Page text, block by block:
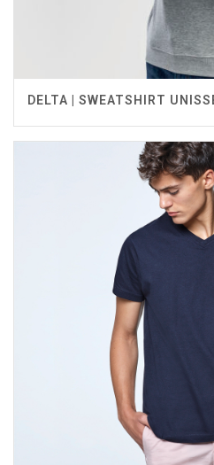
DELTA | SWEATSHIRT